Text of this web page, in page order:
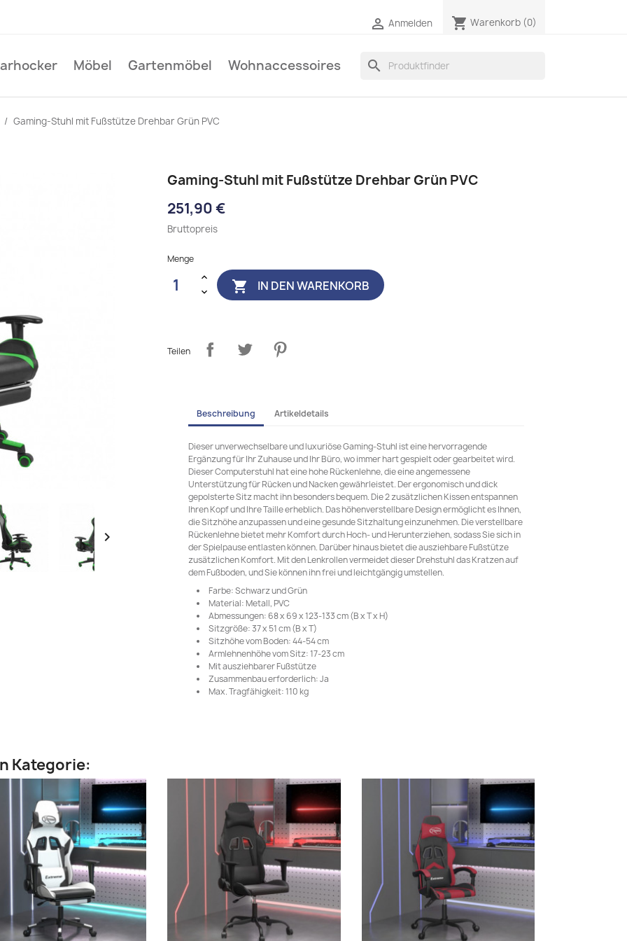
 Anmelden shopping_cart Warenkorb (0)
Möbel Gartenmöbel Wohnaccessoires search
Gaming-Stuhl mit Fußstütze Drehbar Grün PVC

Gaming-Stuhl mit Fußstütze Drehbar Grün PVC
251,90 €
Bruttopreis
Menge
 IN DEN WARENKORB
Teilen
Beschreibung Artikeldetails
Dieser unverwechselbare und luxuriöse Gaming-Stuhl ist eine hervorragende
Ergänzung für Ihr Zuhause und Ihr Büro, wo immer hart gespielt oder gearbeitet wird.
Dieser Computerstuhl hat eine hohe Rückenlehne, die eine angemessene
Unterstützung für Rücken und Nacken gewährleistet. Der ergonomisch und dick
gepolsterte Sitz macht ihn besonders bequem. Die 2 zusätzlichen Kissen entspannen
Ihren Kopf und Ihre Taille erheblich. Das höhenverstellbare Design ermöglicht es Ihnen,
die Sitzhöhe anzupassen und eine gesunde Sitzhaltung einzunehmen. Die verstellbare
Rückenlehne bietet mehr Komfort durch Hoch- und Herunterziehen, sodass Sie sich in
der Spielpause entlasten können. Darüber hinaus bietet die ausziehbare Fußstütze
zusätzlichen Komfort. Mit den Lenkrollen vermeidet dieser Drehstuhl das Kratzen auf
dem Fußboden, und Sie können ihn frei und leichtgängig umstellen.
Farbe: Schwarz und Grün
Material: Metall, PVC
Abmessungen: 68 x 69 x 123-133 cm (B x T x H)
Sitzgröße: 37 x 51 cm (B x T)
Sitzhöhe vom Boden: 44-54 cm
Armlehnenhöhe vom Sitz: 17-23 cm
Mit ausziehbarer Fußstütze
Zusammenbau erforderlich: Ja
Max. Tragfähigkeit: 110 kg
Kategorie: